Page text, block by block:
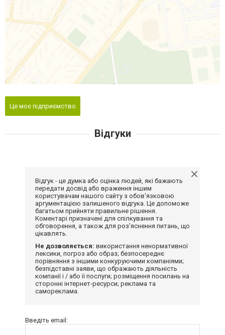
Це моє підприємство
Відгуки
Відгук - це думка або оцінка людей, які бажають
передати досвід або враження іншим
користувачам нашого сайту з обов'язковою
аргументацією залишеного відгука. Це допоможе
багатьом прийняти правильне рішення.
Коментарі призначені для спілкування та
обговорення, а також для роз'яснення питань, що
цікавлять.
Не дозволяється: використання ненормативної
лексики, погроз або образ; безпосереднє
порівняння з іншими конкуруючими компаніями;
безпідставні заяви, що ображають діяльність
компанії і / або її послуги; розміщення посилань на
сторонні інтернет-ресурси; реклама та
самореклама.
Введіть email: